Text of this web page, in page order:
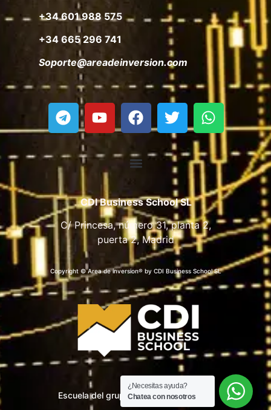
+34 601 988 575
+34 665 296 741
Soporte@areadeinversion.com
CDI Business School SL
C/ Princesa, número 31, planta 2,
puerta 2, Madrid
Copyright © Area de inversion® by CDI Business School SL
Escuela del grupo CDI Business School
¿Necesitas ayuda?
Chatea con nosotros